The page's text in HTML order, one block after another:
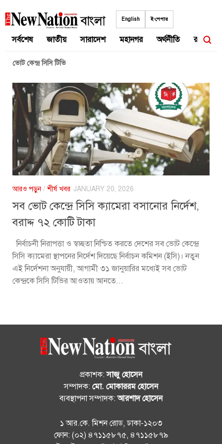
to
English ই-পেপার
সর্বশেষ জাতীয় সারাদেশ মহানগর অর্থনীতি রাজনীতি
ভোট কেন্দ্র সিসি টিভি
আরও পড়ুন/শীর্ষ খবর JANUARY 20, 2026
সব ভোট কেন্দ্রে সিসি ক্যামেরা বসানোর নির্দেশ,
বরাদ্দ ৭২ কোটি টাকা
নির্বাচনী নিরাপত্তা ও স্বচ্ছতা নিশ্চিত করতে দেশের সব ভোট কেন্দ্রে
সিসি ক্যামেরা স্থাপনের নির্দেশ দিয়েছে নির্বাচন কমিশন (ইসি)। নতুন
এই নির্দেশনা অনুযায়ী, আগামী ৩১ জানুয়ারির মধ্যেই সব ভোট
কেন্দ্রকে সিসি টিভির আওতায় আনতে...
প্রকাশক:সাজু হোসেন
সম্পাদক: মো. মোকাররম হোসেন
ব্যবস্থাপনা সম্পাদক:আরশাদ হোসেন
১ আর.কে. মিশন রোড, ঢাকা-১২০৩
ফোন: (০২) ৪৭১১৫৮৭৫, ৪৭১১৫৮৭৯